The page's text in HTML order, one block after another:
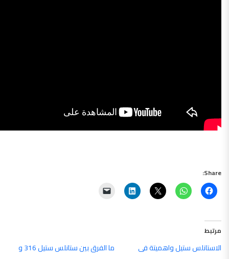
Share:
مرتبط
الاستانلس ستيل واهميتة فى
ما الفرق بين ستانلس ستيل 316 و